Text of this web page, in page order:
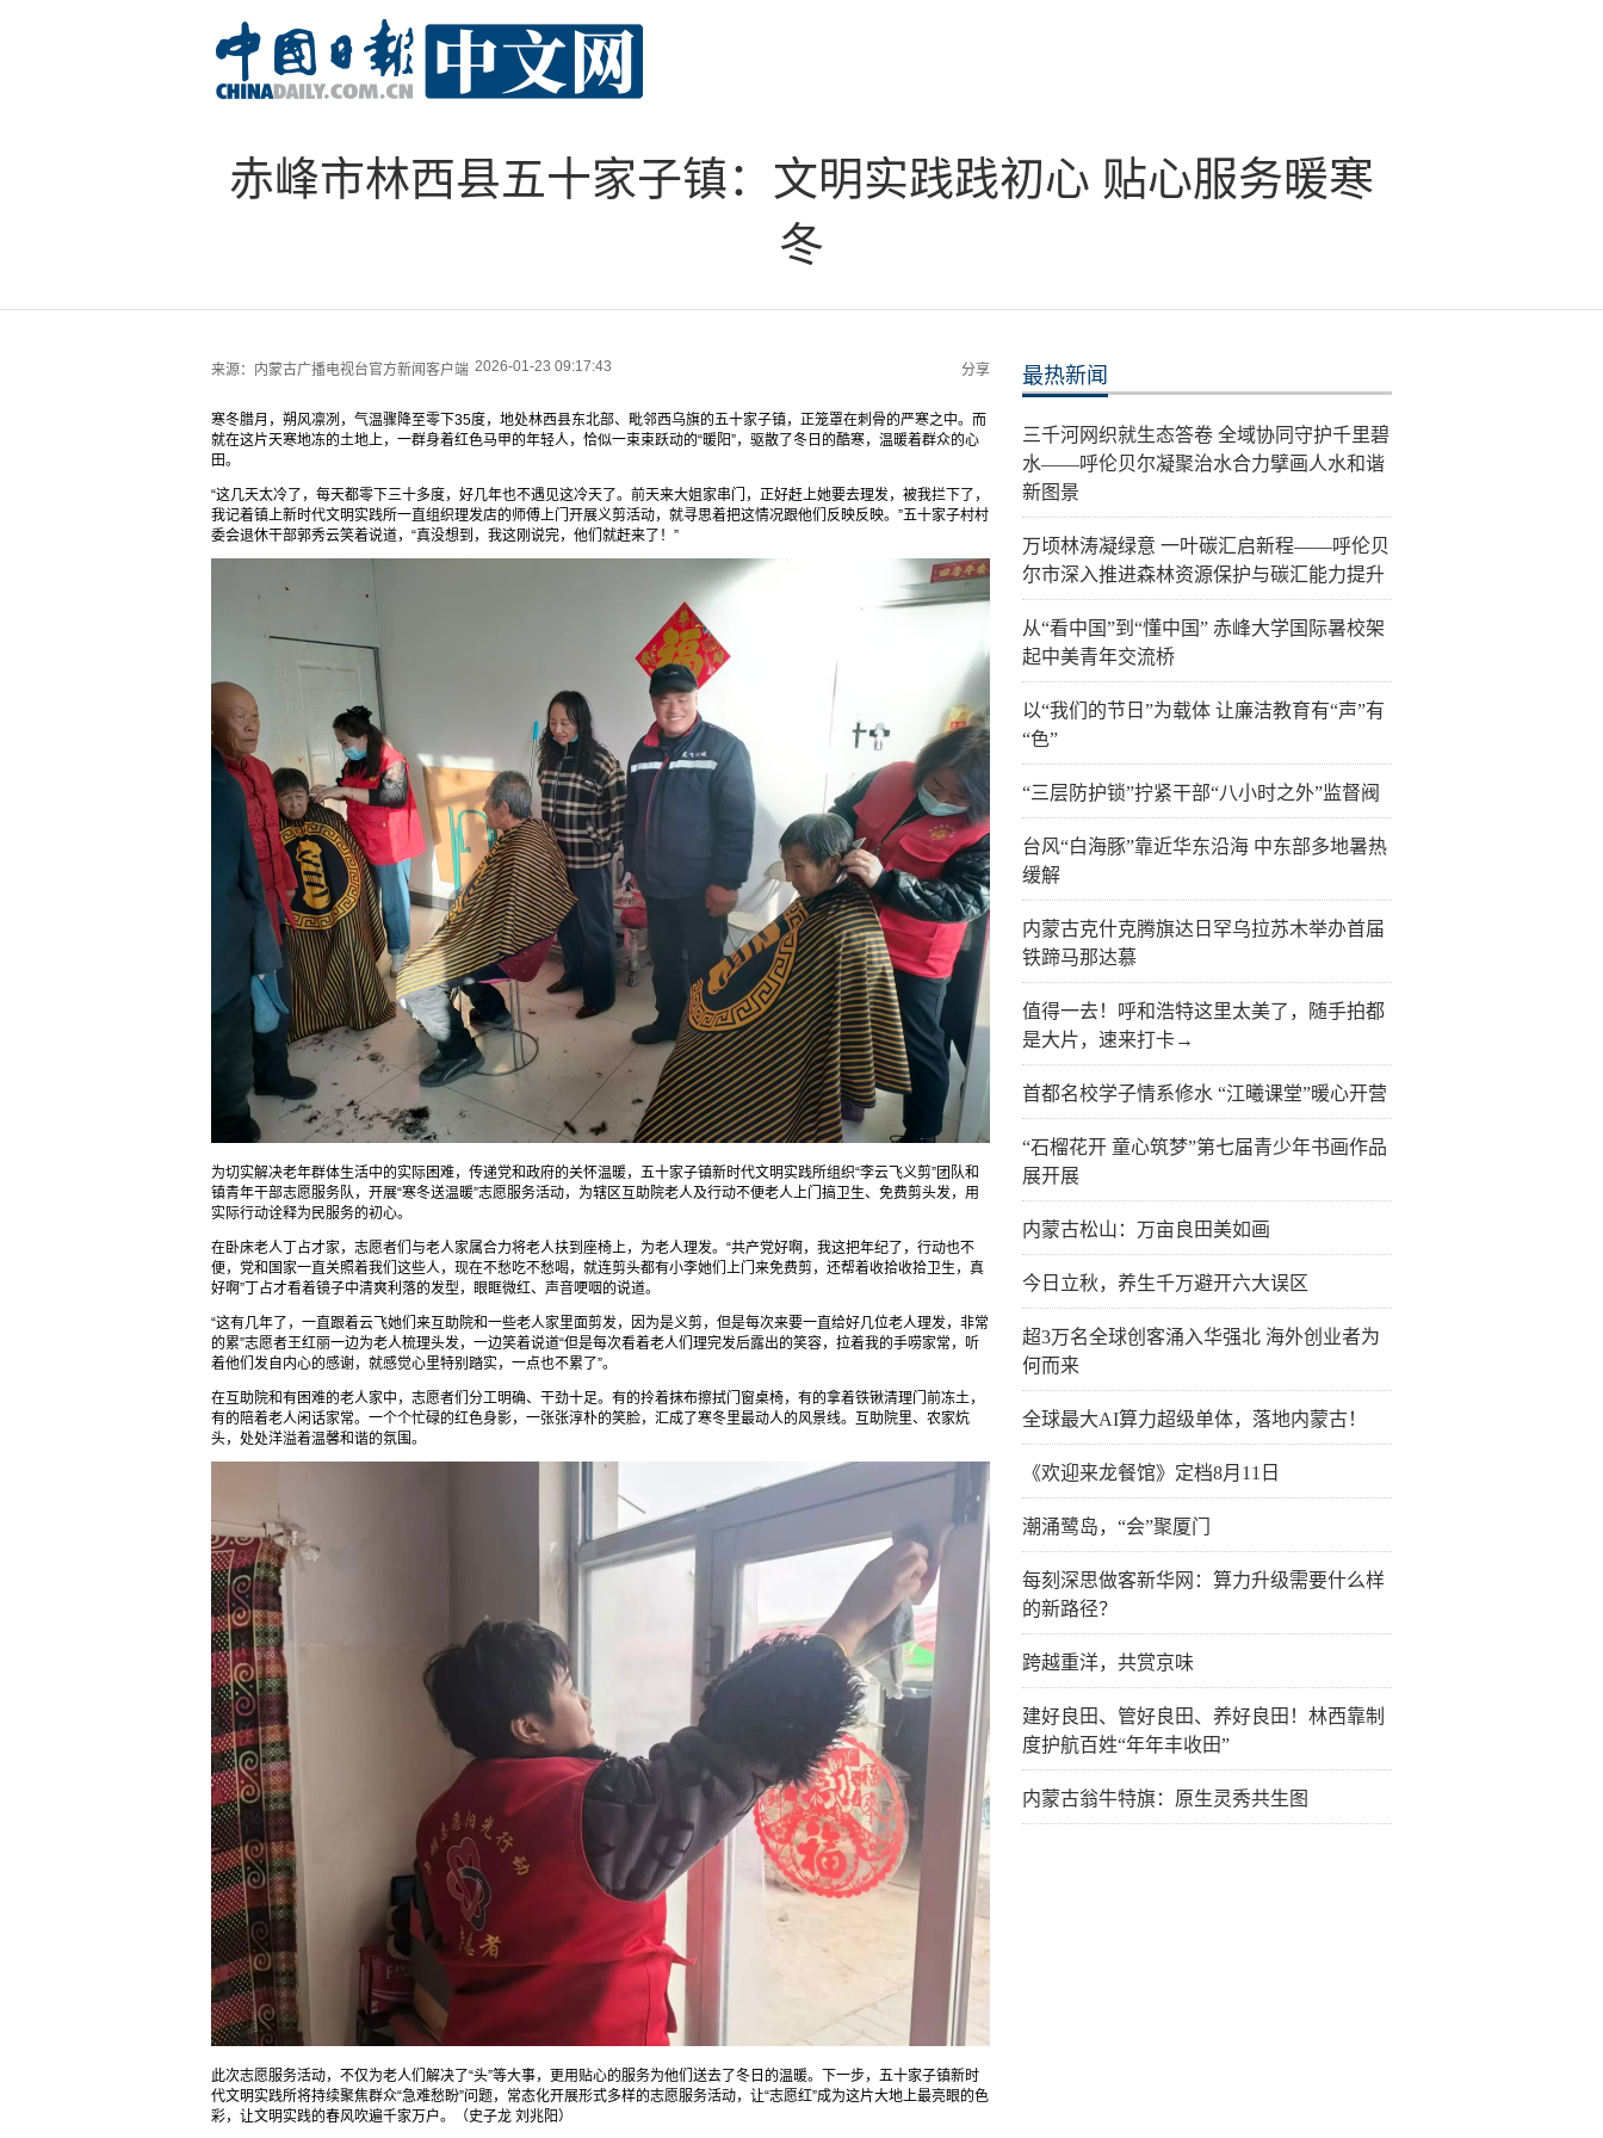
赤峰市林西县五十家子镇：文明实践践初心 贴心服务暖寒
冬
来源： 内蒙古广播电视台官方新闻客户端 2026-01-23 09:17:43 分享
寒冬腊月，朔风凛冽，气温骤降至零下35度，地处林西县东北部、毗邻西乌旗的五十家子镇，正笼罩在刺骨的严寒之中。而
就在这片天寒地冻的土地上，一群身着红色马甲的年轻人，恰似一束束跃动的“暖阳”，驱散了冬日的酷寒，温暖着群众的心
田。
“这几天太冷了，每天都零下三十多度，好几年也不遇见这冷天了。前天来大姐家串门，正好赶上她要去理发，被我拦下了，
我记着镇上新时代文明实践所一直组织理发店的师傅上门开展义剪活动，就寻思着把这情况跟他们反映反映。”五十家子村村
委会退休干部郭秀云笑着说道，“真没想到，我这刚说完，他们就赶来了！”
为切实解决老年群体生活中的实际困难，传递党和政府的关怀温暖，五十家子镇新时代文明实践所组织“李云飞义剪”团队和
镇青年干部志愿服务队，开展“寒冬送温暖”志愿服务活动，为辖区互助院老人及行动不便老人上门搞卫生、免费剪头发，用
实际行动诠释为民服务的初心。
在卧床老人丁占才家，志愿者们与老人家属合力将老人扶到座椅上，为老人理发。“共产党好啊，我这把年纪了，行动也不
便，党和国家一直关照着我们这些人，现在不愁吃不愁喝，就连剪头都有小李她们上门来免费剪，还帮着收拾收拾卫生，真
好啊”丁占才看着镜子中清爽利落的发型，眼眶微红、声音哽咽的说道。
“这有几年了，一直跟着云飞她们来互助院和一些老人家里面剪发，因为是义剪，但是每次来要一直给好几位老人理发，非常
的累”志愿者王红丽一边为老人梳理头发，一边笑着说道“但是每次看着老人们理完发后露出的笑容，拉着我的手唠家常，听
着他们发自内心的感谢，就感觉心里特别踏实，一点也不累了”。
在互助院和有困难的老人家中，志愿者们分工明确、干劲十足。有的拎着抹布擦拭门窗桌椅，有的拿着铁锹清理门前冻土，
有的陪着老人闲话家常。一个个忙碌的红色身影，一张张淳朴的笑脸，汇成了寒冬里最动人的风景线。互助院里、农家炕
头，处处洋溢着温馨和谐的氛围。
此次志愿服务活动，不仅为老人们解决了“头”等大事，更用贴心的服务为他们送去了冬日的温暖。下一步，五十家子镇新时
代文明实践所将持续聚焦群众“急难愁盼”问题，常态化开展形式多样的志愿服务活动，让“志愿红”成为这片大地上最亮眼的色
彩，让文明实践的春风吹遍千家万户。（史子龙 刘兆阳）
最热新闻
三千河网织就生态答卷 全域协同守护千里碧
水——呼伦贝尔凝聚治水合力擘画人水和谐
新图景
万顷林涛凝绿意 一叶碳汇启新程——呼伦贝
尔市深入推进森林资源保护与碳汇能力提升
从“看中国”到“懂中国” 赤峰大学国际暑校架
起中美青年交流桥
以“我们的节日”为载体 让廉洁教育有“声”有
“色”
“三层防护锁”拧紧干部“八小时之外”监督阀
台风“白海豚”靠近华东沿海 中东部多地暑热
缓解
内蒙古克什克腾旗达日罕乌拉苏木举办首届
铁蹄马那达慕
值得一去！呼和浩特这里太美了，随手拍都
是大片，速来打卡→
首都名校学子情系修水 “江曦课堂”暖心开营
“石榴花开 童心筑梦”第七届青少年书画作品
展开展
内蒙古松山：万亩良田美如画
今日立秋，养生千万避开六大误区
超3万名全球创客涌入华强北 海外创业者为
何而来
全球最大AI算力超级单体，落地内蒙古！
《欢迎来龙餐馆》定档8月11日
潮涌鹭岛，“会”聚厦门
每刻深思做客新华网：算力升级需要什么样
的新路径？
跨越重洋，共赏京味
建好良田、管好良田、养好良田！林西靠制
度护航百姓“年年丰收田”
内蒙古翁牛特旗：原生灵秀共生图